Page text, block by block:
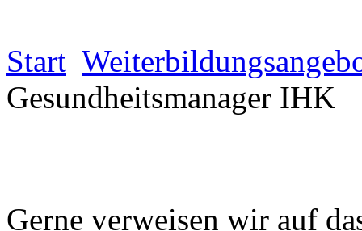
Start
Gesundheitsmanager IHK
Gerne verweisen wir auf